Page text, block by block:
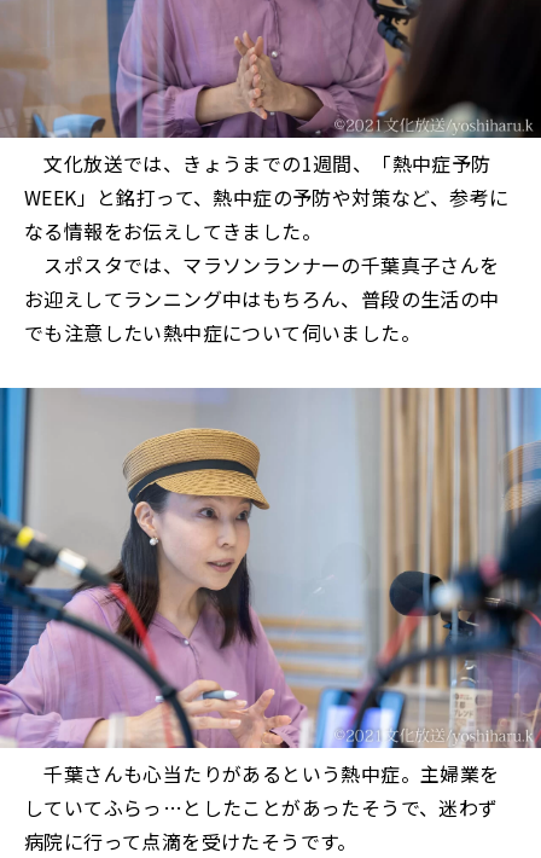
文化放送では、きょうまでの1週間、「熱中症予防
WEEK」と銘打って、熱中症の予防や対策など、参考に
なる情報をお伝えしてきました。
スポスタでは、マラソンランナーの千葉真子さんを
お迎えしてランニング中はもちろん、普段の生活の中
でも注意したい熱中症について伺いました。
千葉さんも心当たりがあるという熱中症。主婦業を
していてふらっ…としたことがあったそうで、迷わず
病院に行って点滴を受けたそうです。